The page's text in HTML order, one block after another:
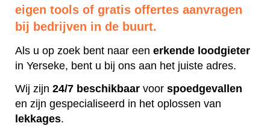
eigen tools of gratis offertes aanvragen
bij bedrijven in de buurt.
Als u op zoek bent naar een erkende loodgieter
in Yerseke, bent u bij ons aan het juiste adres.
Wij zijn 24/7 beschikbaar voor spoedgevallen
en zijn gespecialiseerd in het oplossen van
lekkages.